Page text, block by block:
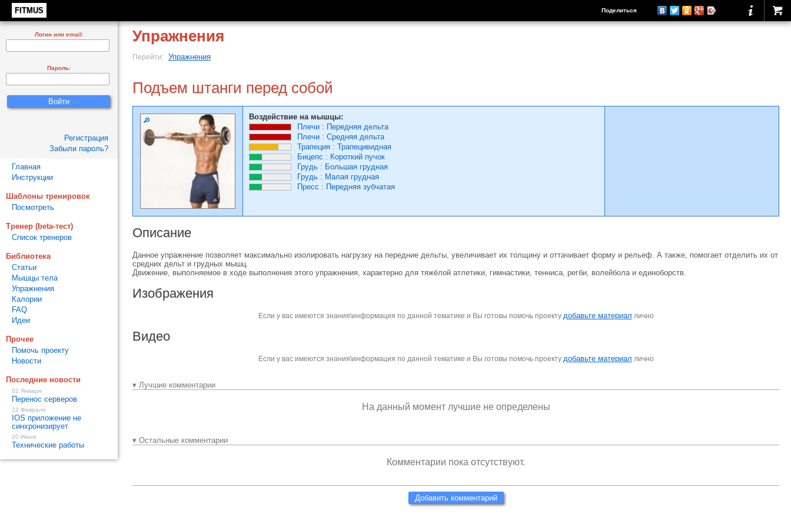
FITMUS Поделиться
Упражнения
Перейти: Упражнения
Подъем штанги перед собой
Воздействие на мышцы:
Плечи : Передняя дельта
Плечи : Средняя дельта
Трапеция : Трапецивидная
Бицепс : Короткий пучок
Грудь : Большая грудная
Грудь : Малая грудная
Пресс : Передняя зубчатая
Описание
Данное упражнение позволяет максимально изолировать нагрузку на передние дельты, увеличивает их толщину и оттачивает форму и рельеф. А также, помогает отделить их от
средних дельт и грудных мышц.
Движение, выполняемое в ходе выполнения этого упражнения, характерно для тяжёлой атлетики, гимнастики, тенниса, регби, волейбола и единоборств.
Изображения
Если у вас имеются знания\информация по данной тематике и Вы готовы помочь проекту добавьте материал лично
Видео
Если у вас имеются знания\информация по данной тематике и Вы готовы помочь проекту добавьте материал лично
▾ Лучшие комментарии
На данный момент лучшие не определены
▾ Остальные комментарии
Комментарии пока отсутствуют.
Добавить комментарий
Логин или email:
Пароль:
Регистрация
Забыли пароль?
Главная
Инструкции
Шаблоны тренировок
Посмотреть
Тренер (beta-тест)
Список тренеров
Библиотека
Статьи
Мышцы тела
Упражнения
Калории
FAQ
Идеи
Прочее
Помочь проекту
Новости
Последние новости
02 Января
Перенос серверов
22 Февраля
IOS приложение не
синхронизирует
20 Июня
Технические работы